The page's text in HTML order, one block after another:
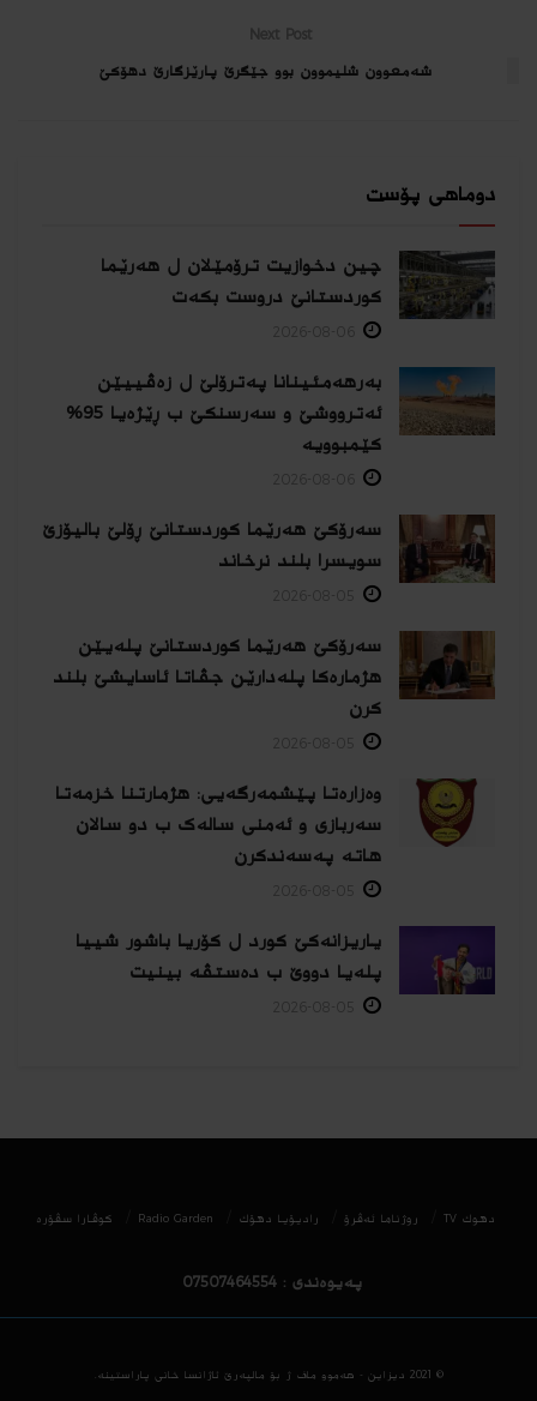
Next Post
شه‌معوون شلیموون بوو جێگرێ پارێزگارێ دهۆكێ
دوماهی پۆست
چین دخوازیت ترۆمێلان ل هەرێما
كوردستانێ دروست بكەت
بەرهەمئینانا په‌ترۆلێ ل زه‌ڤییێن
ئەترووشێ و سەرسنكێ ب ڕێژەیا 95%
كێمبوویە
سەرۆکێ هەرێما کوردستانێ ڕۆلێ بالیۆزێ
سویسرا بلند نرخاند
سەرۆکێ هەرێما کوردستانێ پلەیێن
هژمارەكا پلەدارێن جڤاتا ئاسایشێ بلند
كرن
وەزارەتا پێشمەرگەیی: هژمارتنا خزمەتا
سەربازی و ئەمنی سالەک ب دو سالان
هاتە پەسەندكرن
یاریزانەكێ کورد ل کۆریا باشور شییا
پلەیا دووێ ب دەستڤە بینیت
دھوك TV روژناما ئەڤرۆ رادیۆیا دهۆك Radio Garden كوڤارا سڤۆره‌
پەیوەندی : 07507464554
© 2021 دیزاین - هه‌موو ماف ژ بۆ مالپه‌رێ ئاژانسا خانی پاراستینه‌.